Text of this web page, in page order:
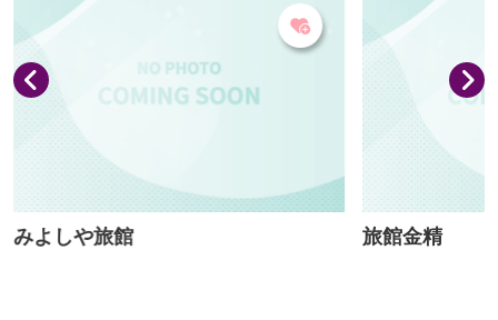
みよしや旅館 旅館金精